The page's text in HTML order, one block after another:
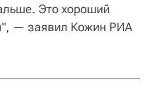
Это хороший
— заявил Кожин РИА